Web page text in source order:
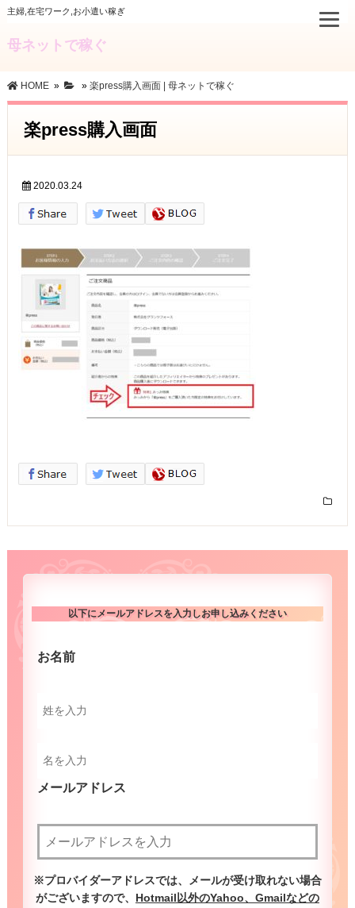
主婦,在宅ワーク,お小遣い稼ぎ
母ネットで稼ぐ
HOME» » 楽press購入画面 | 母ネットで稼ぐ
楽press購入画面
2020.03.24
以下にメールアドレスを入力しお申し込みください
お名前
メールアドレス
※プロバイダーアドレスでは、メールが受け取れない場合
がございますので、 Hotmail以外のYahoo、Gmailなどの